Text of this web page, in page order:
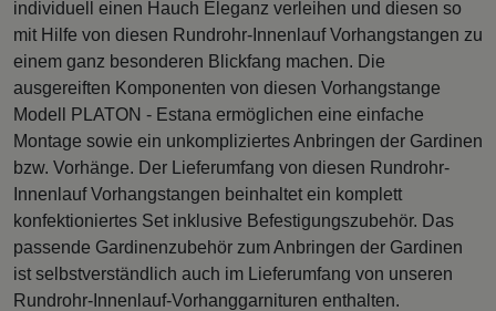
individuell einen Hauch Eleganz verleihen und diesen so
mit Hilfe von diesen Rundrohr-Innenlauf Vorhangstangen zu
einem ganz besonderen Blickfang machen. Die
ausgereiften Komponenten von diesen Vorhangstange
Modell PLATON - Estana ermöglichen eine einfache
Montage sowie ein unkompliziertes Anbringen der Gardinen
bzw. Vorhänge. Der Lieferumfang von diesen Rundrohr-
Innenlauf Vorhangstangen beinhaltet ein komplett
konfektioniertes Set inklusive Befestigungszubehör. Das
passende Gardinenzubehör zum Anbringen der Gardinen
ist selbstverständlich auch im Lieferumfang von unseren
Rundrohr-Innenlauf-Vorhanggarnituren enthalten.